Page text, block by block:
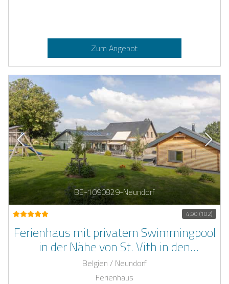
Zum Angebot
BE-1090829-Neundorf
4,90 (102)
Ferienhaus mit privatem Swimmingpool
in der Nähe von St. Vith in den
belgischen Ardennen
Belgien / Neundorf
Ferienhaus